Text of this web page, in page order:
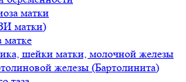
матки
матки)
матке
шейки матки, молочной железы
железы (Бартолинита)